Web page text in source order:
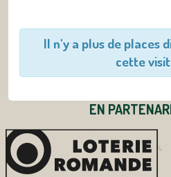
Il n'y a plus de places
cette
EN